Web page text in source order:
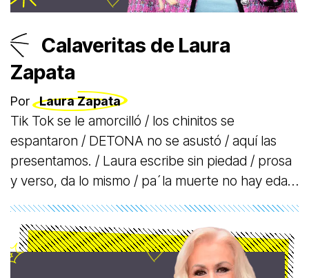
Calaveritas de Laura
Zapata
Por Laura Zapata
Tik Tok se le amorcilló / los chinitos se
espantaron / DETONA no se asustó / aquí las
presentamos. / Laura escribe sin piedad / prosa
y verso, da lo mismo / pa´la muerte no hay edad
/ mucho menos populismo.